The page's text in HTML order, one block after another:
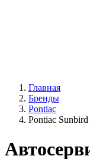
Главная
Бренды
Pontiac
Pontiac Sunbird